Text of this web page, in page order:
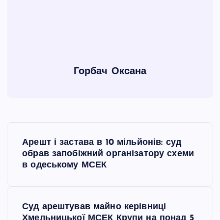
Горбач Оксана
Арешт і застава в 10 мільйонів: суд
обрав запобіжний організатору схеми
в одеському МСЕК
Суд арештував майно керівниці